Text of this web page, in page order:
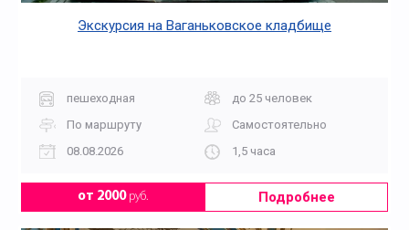
Экскурсия на Ваганьковское кладбище
пешеходная
до 25 человек
По маршруту
Самостоятельно
08.08.2026
1,5 часа
от 2000руб. Подробнее